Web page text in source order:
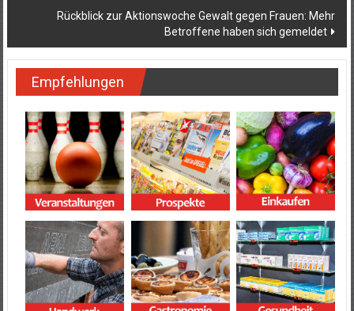
Rückblick zur Aktionswoche Gewalt gegen Frauen: Mehr
Betroffene haben sich gemeldet
Empfehlungen